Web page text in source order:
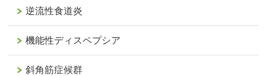
逆流性食道炎
機能性ディスペプシア
斜角筋症候群